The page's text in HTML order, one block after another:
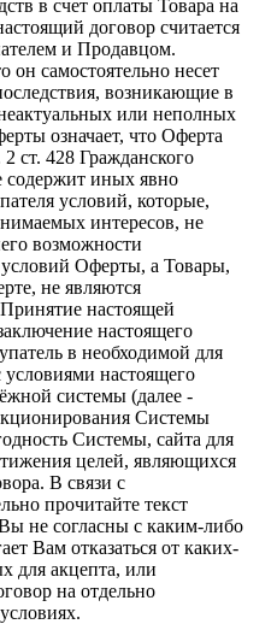
в счет оплаты Товара на
договор считается
и Продавцом.
он самостоятельно несет
возникающие в
или неполных
означает, что Оферта
ст. 428 Гражданского
содержит иных явно
условий, которые,
интересов, не
возможности
условий Оферты, а Товары,
не являются
настоящей
настоящего
в необходимой для
условиями настоящего
системы (далее -
Системы
Системы, сайта для
целей, являющихся
В связи с
прочитайте текст
не согласны с каким-либо
Вам отказаться от каких-
для акцепта, или
на отдельно